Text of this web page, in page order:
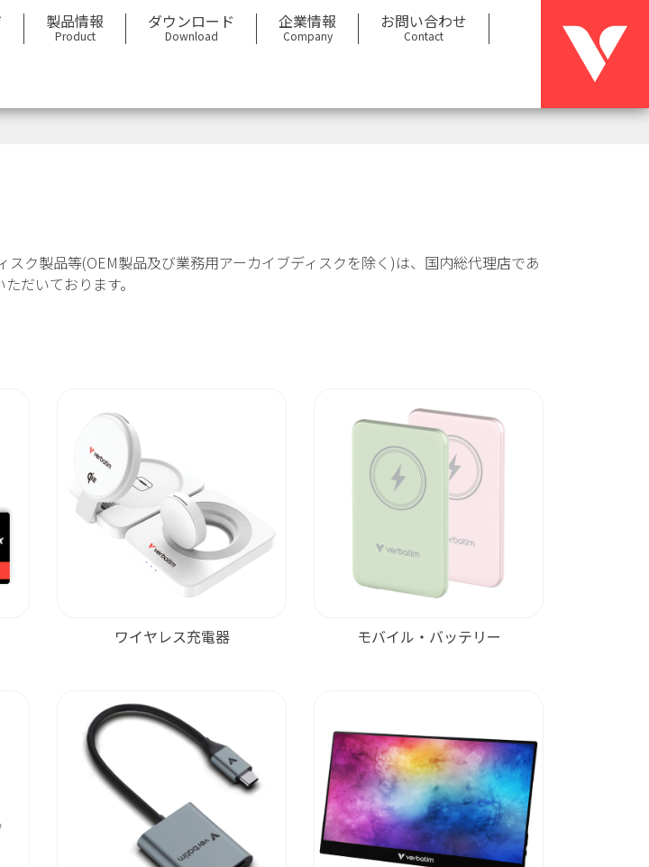
製品情報
Product
ダウンロード
Download
企業情報
Company
お問い合わせ
Contact
ク製品等(OEM製品及び業務用アーカイブディスクを除く)は、国内総代理店であ
だいております。
ワイヤレス充電器 モバイル・バッテリー